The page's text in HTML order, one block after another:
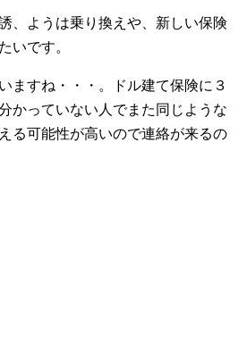
、ようは乗り換えや、新しい保険
いです。
ますね・・・。ドル建て保険に３
かっていない人でまた同じような
る可能性が高いので連絡が来るの